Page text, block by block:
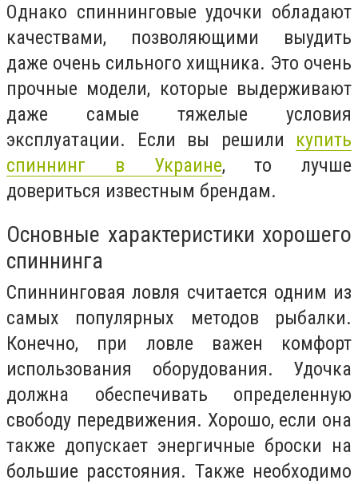
Однако спиннинговые удочки обладают
качествами, позволяющими выудить
даже очень сильного хищника. Это очень
прочные модели, которые выдерживают
даже самые тяжелые условия
эксплуатации. Если вы решили купить
спиннинг в Украине, то лучше
довериться известным брендам.
Основные характеристики хорошего
спиннинга
Спиннинговая ловля считается одним из
самых популярных методов рыбалки.
Конечно, при ловле важен комфорт
использования оборудования. Удочка
должна обеспечивать определенную
свободу передвижения. Хорошо, если она
также допускает энергичные броски на
большие расстояния. Также необходимо